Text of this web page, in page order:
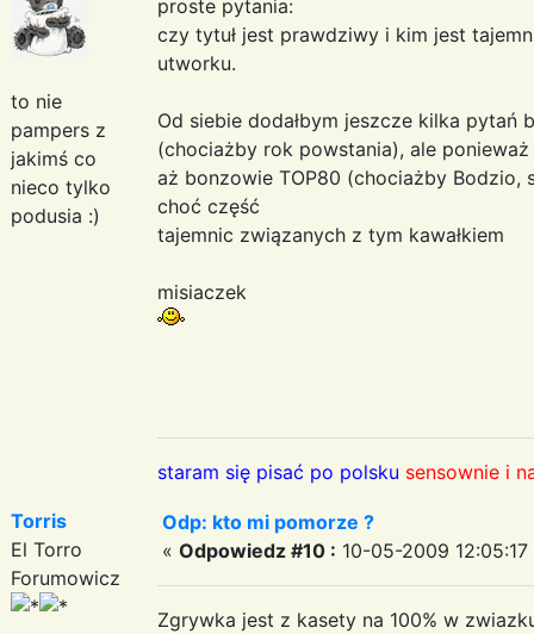
to nie
pampers z
jakimś co
nieco tylko
podusia :)
proste pytania:
czy tytuł jest prawdziwy i kim jest
utworku.
Od siebie dodałbym jeszcze kilka
(chociażby rok powstania), ale
aż bonzowie TOP80 (chociażby Bodzio,
choć część
tajemnic związanych z tym kawałkiem
misiaczek
staram się pisać po polsku sensownie i
Torris
El Torro
Forumowicz
Odp: kto mi pomorze ?
« Odpowiedz #10 : 10-05-2009 12:05:17
Zgrywka jest z kasety na 100% w